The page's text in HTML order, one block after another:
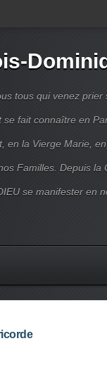
tous qui venez prier
se fait connaître en
en la Vierge Marie,
Familles. Depuis la
se manifester en